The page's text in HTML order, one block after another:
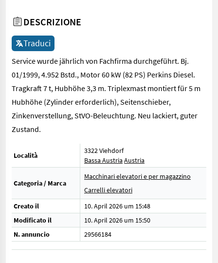
DESCRIZIONE
Traduci
Service wurde jährlich von Fachfirma durchgeführt. Bj.
01/1999, 4.952 Bstd., Motor 60 kW (82 PS) Perkins Diesel.
Tragkraft 7 t, Hubhöhe 3,3 m. Triplexmast montiert für 5 m
Hubhöhe (Zylinder erforderlich), Seitenschieber,
Zinkenverstellung, StVO-Beleuchtung. Neu lackiert, guter
Zustand.
Località
3322 Viehdorf
Bassa Austria Austria
Categoria / Marca
Macchinari elevatori e per magazzino
Carrelli elevatori
Creato il
10. April 2026 um 15:48
Modificato il
10. April 2026 um 15:50
N. annuncio
29566184